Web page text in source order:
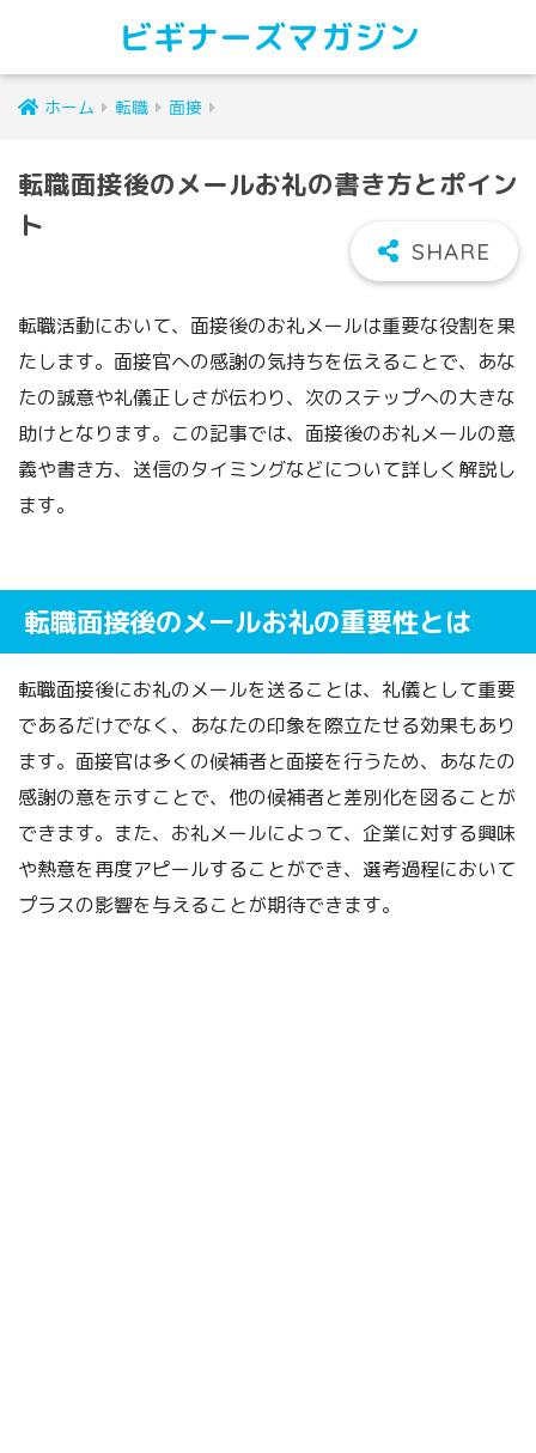
ビギナーズマガジン
ホーム 転職 面接
転職面接後のメールお礼の書き方とポイン
ト
転職活動において、面接後のお礼メールは重要な役割を果
たします。面接官への感謝の気持ちを伝えることで、あな
たの誠意や礼儀正しさが伝わり、次のステップへの大きな
助けとなります。この記事では、面接後のお礼メールの意
義や書き方、送信のタイミングなどについて詳しく解説し
ます。
転職面接後のメールお礼の重要性とは
転職面接後にお礼のメールを送ることは、礼儀として重要
であるだけでなく、あなたの印象を際立たせる効果もあり
ます。面接官は多くの候補者と面接を行うため、あなたの
感謝の意を示すことで、他の候補者と差別化を図ることが
できます。また、お礼メールによって、企業に対する興味
や熱意を再度アピールすることができ、選考過程において
プラスの影響を与えることが期待できます。